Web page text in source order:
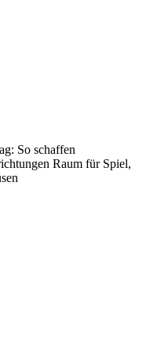
So schaffen
Raum für Spiel,